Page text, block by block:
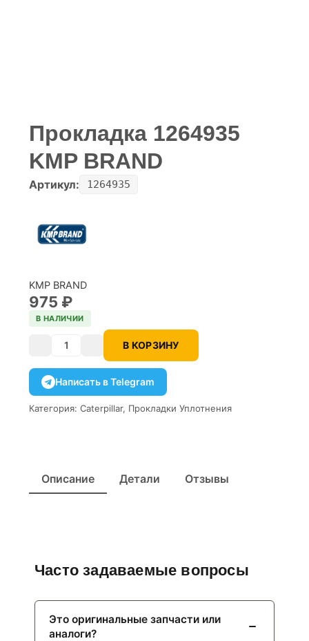
Прокладка 1264935
KMP BRAND
Артикул: 1264935
KMP BRAND
975 ₽
В НАЛИЧИИ
Количество В КОРЗИНУ
Написать в Telegram
Категория: Caterpillar, Прокладки Уплотнения
Описание Детали Отзывы
Часто задаваемые вопросы
Это оригинальные запчасти или
аналоги?